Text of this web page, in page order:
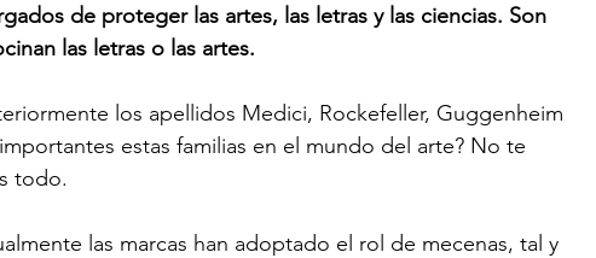
de proteger las artes, las letras y las ciencias. Son
las letras o las artes.
los apellidos Medici, Rockefeller, Guggenheim
estas familias en el mundo del arte? No te
todo.
las marcas han adoptado el rol de mecenas, tal y